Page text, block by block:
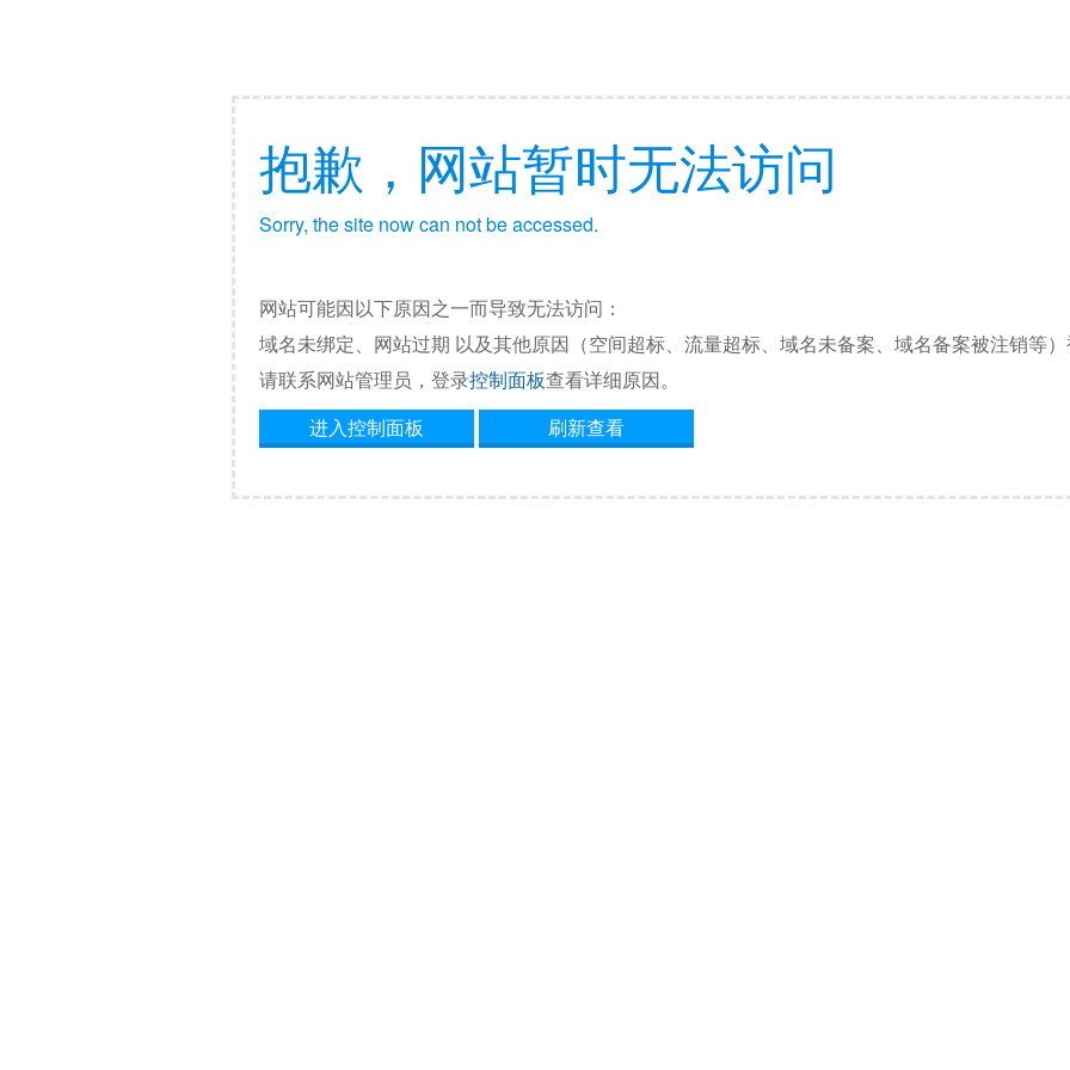
抱歉，网站暂时无法访问
Sorry, the site now can not be accessed.
网站可能因以下原因之一而导致无法访问：
域名未绑定、网站过期 以及其他原因（空间超标、流量超标、域名未备案、域名备案被注销等）
请联系网站管理员，登录控制面板查看详细原因。
进入控制面板
刷新查看